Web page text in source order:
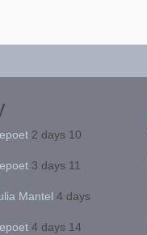
2 days 10
3 days 11
Mantel 4 days
4 days 14